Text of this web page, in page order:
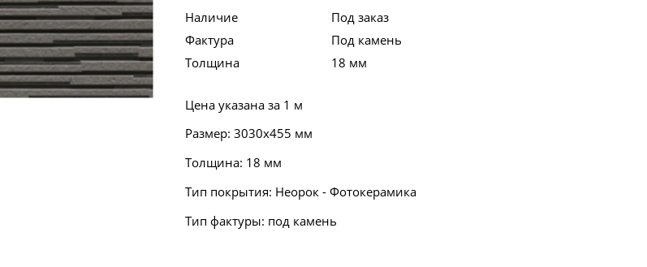
Наличие
Под заказ
Фактура
Под камень
Толщина
18 мм
Цена указана за 1 м
Размер: 3030х455 мм
Толщина: 18 мм
Тип покрытия: Неорок - Фотокерамика
Тип фактуры: под камень